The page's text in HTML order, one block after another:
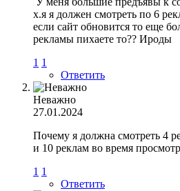
х.я я должен смотреть по 6
если сайт обновится то еще
рекламы пихаете то?? Ироды
1 1
Ответить
Неважно
27.01.2024
Почему я должна смотреть 4
и 10 реклам во время
1 1
Ответить